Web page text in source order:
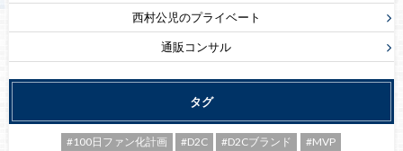
西村公児のプライベート
通販コンサル
タグ
#100日ファン化計画 #D2C #D2Cブランド
#MVP